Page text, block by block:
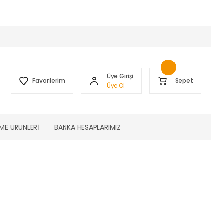
Favorilerim
Üye Girişi
Üye Ol
Sepet
ÜRÜNLERİ BANKA HESAPLARIMIZ